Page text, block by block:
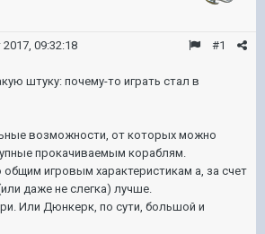
#1
2017, 09:32:18
штуку: почему-то играть стал в
возможности, от которых можно
прокачиваемым кораблям.
игровым характеристикам а, за счет
даже не слегка) лучше.
Или Дюнкерк, по сути, большой и